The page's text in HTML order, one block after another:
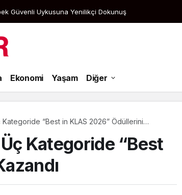
Güvenli Uykusuna Yenilikçi Dokunuş
Ekonomi Yaşam Diğer
Kategoride “Best in KLAS 2026” Ödüllerini
Kategoride “Best